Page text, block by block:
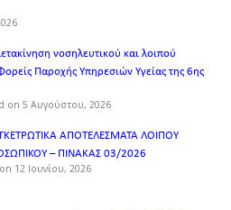
νοσηλευτικού και λοιπού
Παροχής Υπηρεσιών Υγείας της 6ης
on 5 Αυγούστου, 2026
ΑΠΟΤΕΛΕΣΜΑΤΑ ΛΟΙΠΟΥ
– ΠΙΝΑΚΑΣ 03/2026
12 Ιουνίου, 2026